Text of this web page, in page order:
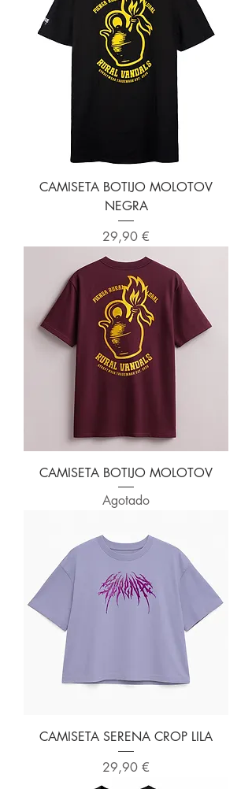
CAMISETA BOTIJO MOLOTOV
NEGRA
Precio
29,90 €
CAMISETA BOTIJO MOLOTOV
Agotado
CAMISETA SERENA CROP LILA
Precio
29,90 €